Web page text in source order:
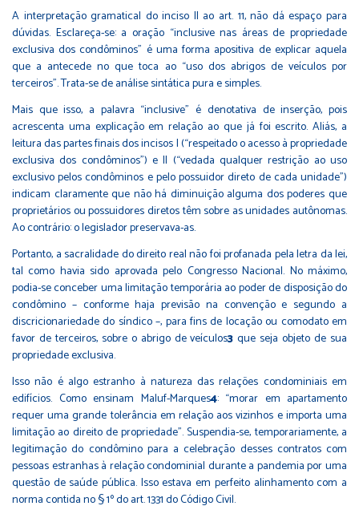
A interpretação gramatical do inciso II ao art. 11, não dá espaço para
dúvidas. Esclareça-se: a oração “inclusive nas áreas de propriedade
exclusiva dos condôminos” é uma forma apositiva de explicar aquela
que a antecede no que toca ao “uso dos abrigos de veículos por
terceiros”. Trata-se de análise sintática pura e simples.
Mais que isso, a palavra “inclusive” é denotativa de inserção, pois
acrescenta uma explicação em relação ao que já foi escrito. Aliás, a
leitura das partes finais dos incisos I (“respeitado o acesso à propriedade
exclusiva dos condôminos”) e II (“vedada qualquer restrição ao uso
exclusivo pelos condôminos e pelo possuidor direto de cada unidade”)
indicam claramente que não há diminuição alguma dos poderes que
proprietários ou possuidores diretos têm sobre as unidades autônomas.
Ao contrário: o legislador preservava-as.
Portanto, a sacralidade do direito real não foi profanada pela letra da lei,
tal como havia sido aprovada pelo Congresso Nacional. No máximo,
podia-se conceber uma limitação temporária ao poder de disposição do
condômino – conforme haja previsão na convenção e segundo a
discricionariedade do síndico –, para fins de locação ou comodato em
favor de terceiros, sobre o abrigo de veículos3 que seja objeto de sua
propriedade exclusiva.
Isso não é algo estranho à natureza das relações condominiais em
edifícios. Como ensinam Maluf-Marques4: “morar em apartamento
requer uma grande tolerância em relação aos vizinhos e importa uma
limitação ao direito de propriedade”. Suspendia-se, temporariamente, a
legitimação do condômino para a celebração desses contratos com
pessoas estranhas à relação condominial durante a pandemia por uma
questão de saúde pública. Isso estava em perfeito alinhamento com a
norma contida no § 1º do art. 1331 do Código Civil.